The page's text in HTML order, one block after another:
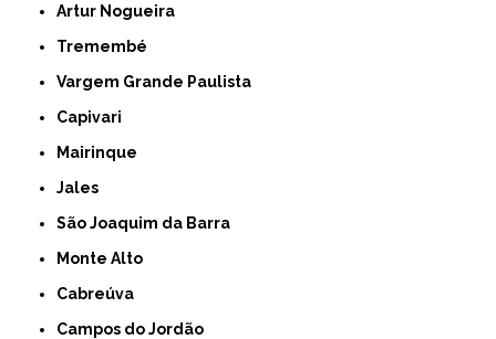
Artur Nogueira
Tremembé
Vargem Grande Paulista
Capivari
Mairinque
Jales
São Joaquim da Barra
Monte Alto
Cabreúva
Campos do Jordão